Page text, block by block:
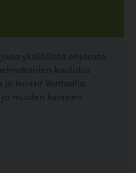
yksilöllistä ohjausta
koulutus
kurssit Vantaalla.
muiden kurssien